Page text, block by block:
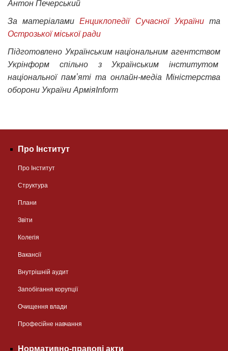
Антон Печерський
За матеріаламиЕнциклопедії Сучасної Українита
Острозької міської ради
Підготовлено Українським національним агентством
Укрінформ спільно з Українським інститутом
національної памʼяті та онлайн-медіа Міністерства
оборони України АрміяInform
Про Інститут
Про Інститут
Структура
Плани
Звіти
Колегія
Вакансії
Внутрішній аудит
Запобігання корупції
Очищення влади
Професійне навчання
Нормативно-правові акти